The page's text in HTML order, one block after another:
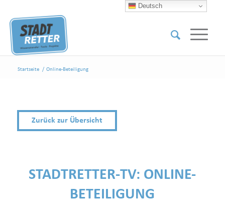
Startseite / Online-Beteiligung
Zurück zur Übersicht
STADTRETTER-TV: ONLINE-
BETEILIGUNG
Deutsch